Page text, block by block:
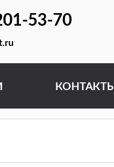
53-70
КОНТАКТЫ